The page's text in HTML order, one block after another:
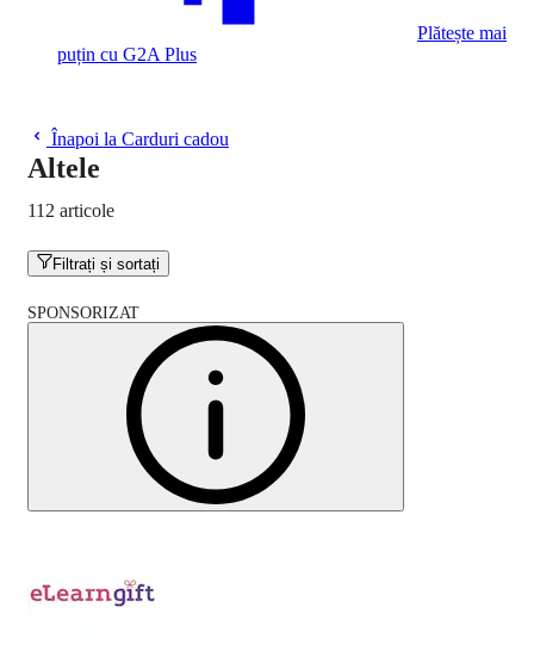
Plătește mai
puțin cu G2A Plus
Înapoi la Carduri cadou
Altele
112 articole
Filtrați și sortați
SPONSORIZAT